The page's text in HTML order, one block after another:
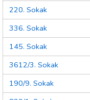
220. Sokak
336. Sokak
145. Sokak
3612/3. Sokak
190/9. Sokak